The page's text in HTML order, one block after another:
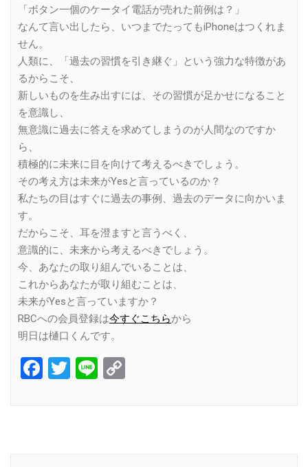
「ボタン一個のケータイ電話が売れた前例は？」
なんて言い出したら、いつまでたってもiPhoneはつくれま
せん。
人類に、「過去の習慣を引き継ぐ」という強力な特徴があ
るからこそ、
新しいものを生み出すには、その習慣が足かせになること
を意識し、
無意識に過去に答えを求めてしまうのが人間なのですか
ら、
積極的に未来に目を向けて考えるべきでしょう。
その考え方は未来がYesと言っているのか？
私たちの目はすぐに過去の事例、過去のデータに向かいま
す。
だからこそ、耳を澄ますと言うべく、
意識的に、未来から考えるべきでしょう。
今、あなたの取り組んでいることは、
これからあなたが取り組むことは、
未来がYesと言っていますか？
RBCへの会員登録は今すぐこちらから
明日は樋口くんです。
Facebook
Twitter
Line